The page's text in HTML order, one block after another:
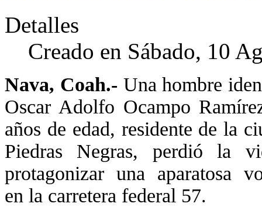
Detalles
Creado en Sábado, 10
Nava, Coah.- Una hombre
Oscar Adolfo Ocampo
años de edad, residente de la
Piedras Negras, perdió la
protagonizar una aparatosa
en la carretera federal 57.